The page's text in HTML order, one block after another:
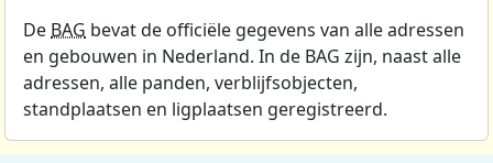
De BAG bevat de officiële gegevens van alle adressen
en gebouwen in Nederland. In de BAG zijn, naast alle
adressen, alle panden, verblijfsobjecten,
standplaatsen en ligplaatsen geregistreerd.